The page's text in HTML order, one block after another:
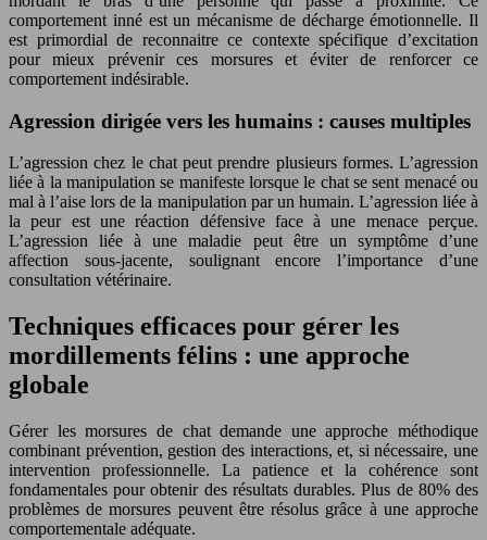
comportement inné est un mécanisme de décharge émotionnelle. Il
est primordial de reconnaitre ce contexte spécifique d’excitation
pour mieux prévenir ces morsures et éviter de renforcer ce
comportement indésirable.
Agression dirigée vers les humains : causes multiples
L’agression chez le chat peut prendre plusieurs formes. L’agression
liée à la manipulation se manifeste lorsque le chat se sent menacé ou
mal à l’aise lors de la manipulation par un humain. L’agression liée à
la peur est une réaction défensive face à une menace perçue.
L’agression liée à une maladie peut être un symptôme d’une
affection sous-jacente, soulignant encore l’importance d’une
consultation vétérinaire.
Techniques efficaces pour gérer les
mordillements félins : une approche
globale
Gérer les morsures de chat demande une approche méthodique
combinant prévention, gestion des interactions, et, si nécessaire, une
intervention professionnelle. La patience et la cohérence sont
fondamentales pour obtenir des résultats durables. Plus de 80% des
problèmes de morsures peuvent être résolus grâce à une approche
comportementale adéquate.